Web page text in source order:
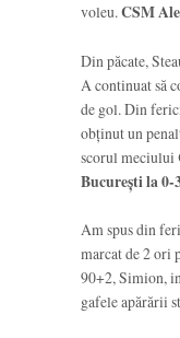
voleu.CSM
Din păcate,
A continuat să
de gol. Din
obținut un
scorul meciului
București la 0-
Am spus din
marcat de 2 ori
90+2, Simion,
gafele apărării